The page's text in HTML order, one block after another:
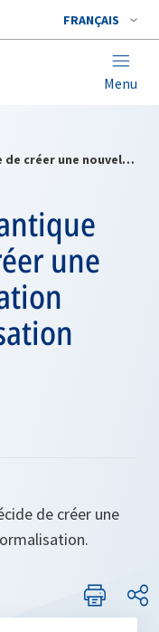
FRANÇAIS
Menu
Le Conseil de l’Atlantique Nord décide de créer une nouvelle Organisation OTAN de normalisation
une
de créer une